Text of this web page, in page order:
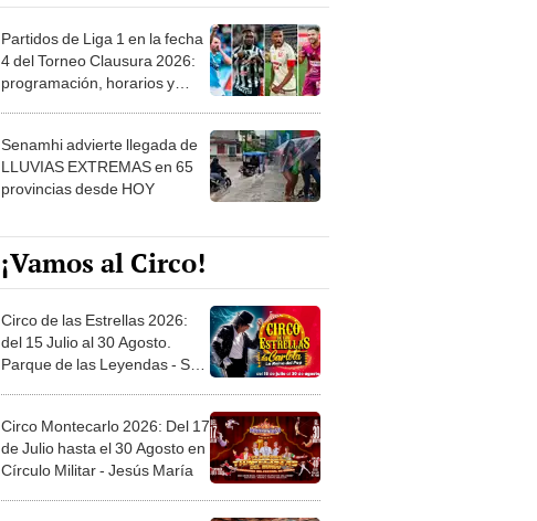
Partidos de Liga 1 en la fecha
4 del Torneo Clausura 2026:
programación, horarios y
Senamhi advierte llegada de
LLUVIAS EXTREMAS en 65
provincias desde HOY
¡Vamos al Circo!
Circo de las Estrellas 2026:
del 15 Julio al 30 Agosto.
Parque de las Leyendas - San
Circo Montecarlo 2026: Del 17
de Julio hasta el 30 Agosto en
Círculo Militar - Jesús María